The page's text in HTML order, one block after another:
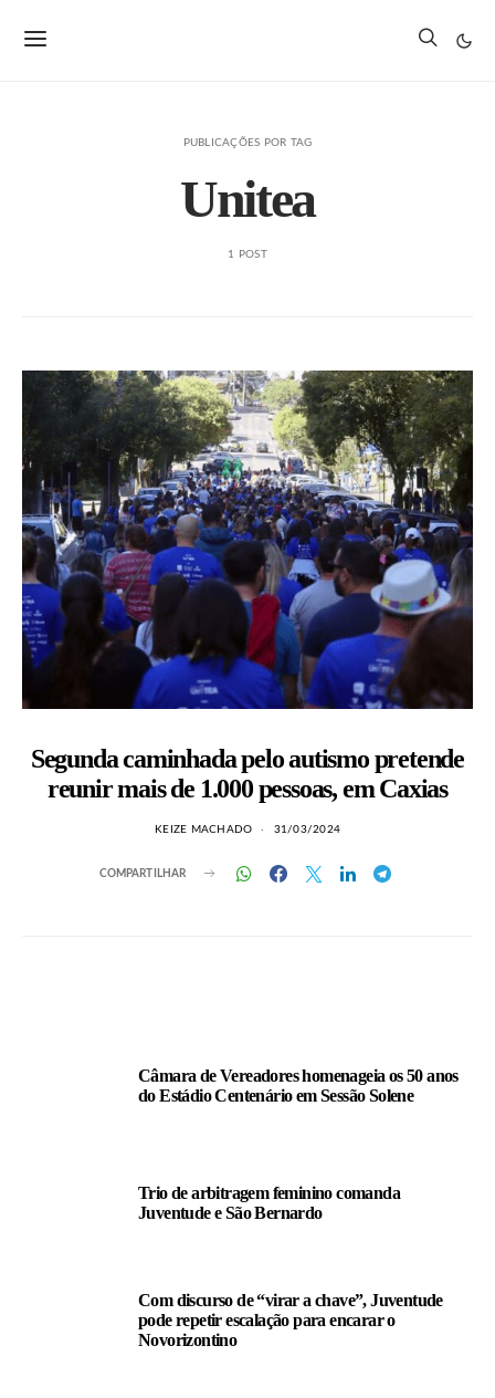
PUBLICAÇÕES POR TAG
Unitea
1 POST
Segunda caminhada pelo autismo pretende
reunir mais de 1.000 pessoas, em Caxias
KEIZE MACHADO 31/03/2024
COMPARTILHAR
Câmara de Vereadores homenageia os 50 anos
do Estádio Centenário em Sessão Solene
Trio de arbitragem feminino comanda
Juventude e São Bernardo
Com discurso de “virar a chave”, Juventude
pode repetir escalação para encarar o
Novorizontino